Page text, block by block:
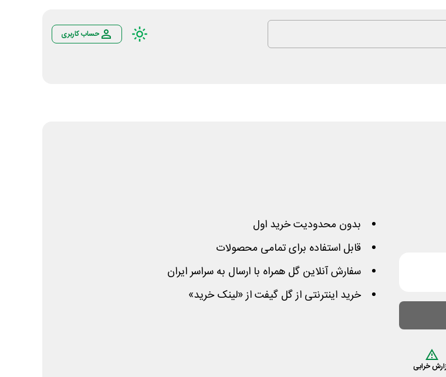
حساب کاربری
خرابی
بدون محدودیت خرید اول
قابل استفاده برای تمامی محصولات
سفارش آنلاین گل همراه با ارسال به سراسر ایران
خرید اینترنتی از گل گیفت از «لینک خرید»